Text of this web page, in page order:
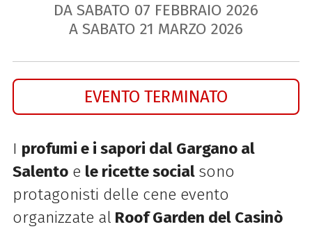
DA SABATO 07 FEBBRAIO 2026
A SABATO 21 MARZO 2026
EVENTO TERMINATO
I profumi e i sapori dal Gargano al
Salentoe le ricette social sono
protagonisti delle cene evento
organizzate al Roof Garden del Casinò